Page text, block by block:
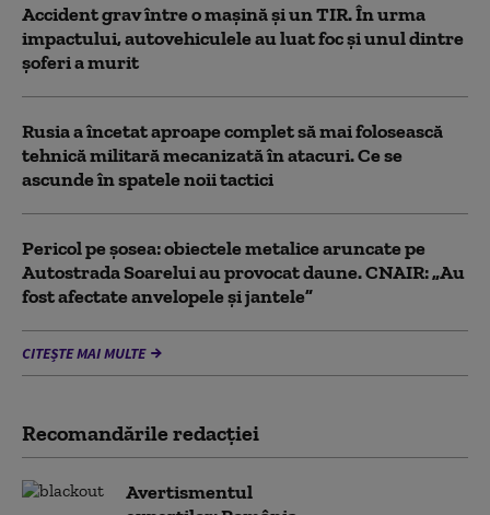
Accident grav între o mașină și un TIR. În urma
impactului, autovehiculele au luat foc și unul dintre
șoferi a murit
Rusia a încetat aproape complet să mai folosească
tehnică militară mecanizată în atacuri. Ce se
ascunde în spatele noii tactici
Pericol pe șosea: obiectele metalice aruncate pe
Autostrada Soarelui au provocat daune. CNAIR: „Au
fost afectate anvelopele și jantele”
CITEȘTE MAI MULTE
Recomandările redacţiei
Avertismentul